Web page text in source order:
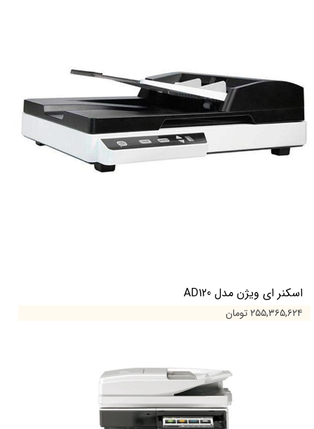
اسکنر ای ویژن مدل AD120
۲۵۵,۳۶۵,۶۲۴ تومان